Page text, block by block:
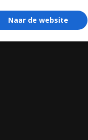
Naar de website